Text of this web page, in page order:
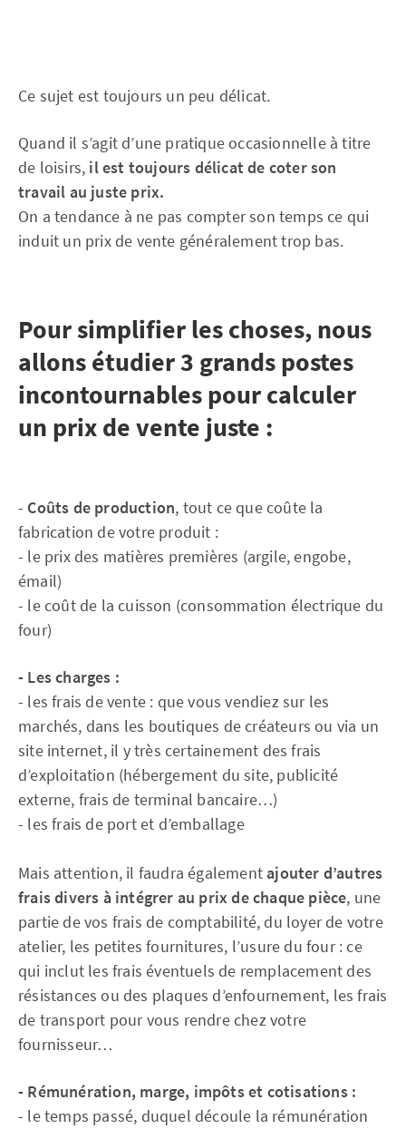
Ce sujet est toujours un peu délicat.
Quand il s’agit d’une pratique occasionnelle à titre
de loisirs, il est toujours délicat de coter son
travail au juste prix.
On a tendance à ne pas compter son temps ce qui
induit un prix de vente généralement trop bas.
Pour simplifier les choses, nous
allons étudier 3 grands postes
incontournables pour calculer
un prix de vente juste :
- Coûts de production, tout ce que coûte la
fabrication de votre produit :
- le prix des matières premières (argile, engobe,
émail)
- le coût de la cuisson (consommation électrique du
four)
- Les charges :
- les frais de vente : que vous vendiez sur les
marchés, dans les boutiques de créateurs ou via un
site internet, il y très certainement des frais
d’exploitation (hébergement du site, publicité
externe, frais de terminal bancaire…)
- les frais de port et d’emballage
Mais attention, il faudra également ajouter d’autres
frais divers à intégrer au prix de chaque pièce, une
partie de vos frais de comptabilité, du loyer de votre
atelier, les petites fournitures, l’usure du four : ce
qui inclut les frais éventuels de remplacement des
résistances ou des plaques d’enfournement, les frais
de transport pour vous rendre chez votre
fournisseur…
- Rémunération, marge, impôts et cotisations :
- le temps passé, duquel découle la rémunération